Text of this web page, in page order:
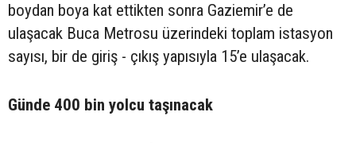
boydan boya kat ettikten sonra Gaziemir’e de
ulaşacak Buca Metrosu üzerindeki toplam istasyon
sayısı, bir de giriş - çıkış yapısıyla 15’e ulaşacak.
Günde 400 bin yolcu taşınacak